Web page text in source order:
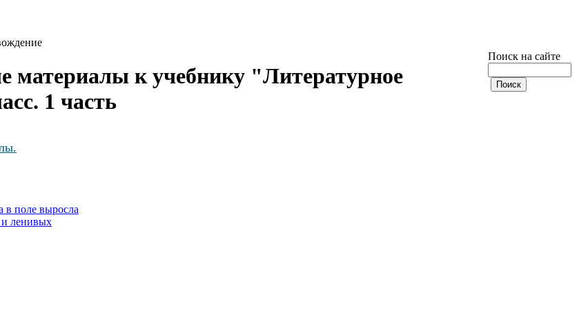
материалы к учебнику "Литературное
1 часть
Поиск на сайте
поле выросла
ленивых